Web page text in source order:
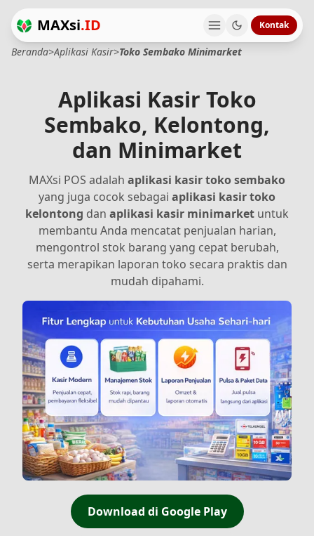
MAXsi.ID Kontak
Beranda>Aplikasi Kasir>Toko Sembako Minimarket
Aplikasi Kasir Toko
Sembako, Kelontong,
dan Minimarket
MAXsi POS adalah aplikasi kasir toko sembako
yang juga cocok sebagai aplikasi kasir toko
kelontong dan aplikasi kasir minimarket untuk
membantu Anda mencatat penjualan harian,
mengontrol stok barang yang cepat berubah,
serta merapikan laporan toko secara praktis dan
mudah dipahami.
Download di Google Play